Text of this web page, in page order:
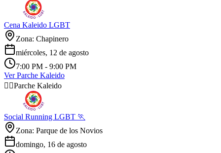
Cena Kaleido LGBT
Zona: Chapinero
miércoles, 12 de agosto
7:00 PM - 9:00 PM
Ver Parche Kaleido
🏳️‍🌈Parche Kaleido
Social Running LGBT 🏃
Zona: Parque de los Novios
domingo, 16 de agosto